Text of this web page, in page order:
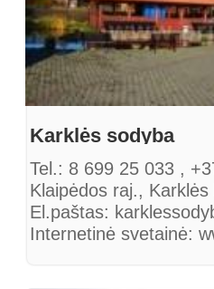
Karklės sodyba
Tel.: 8 699 25 033 ,
Klaipėdos raj., Karklės
El.paštas:
Internetinė svetainė: